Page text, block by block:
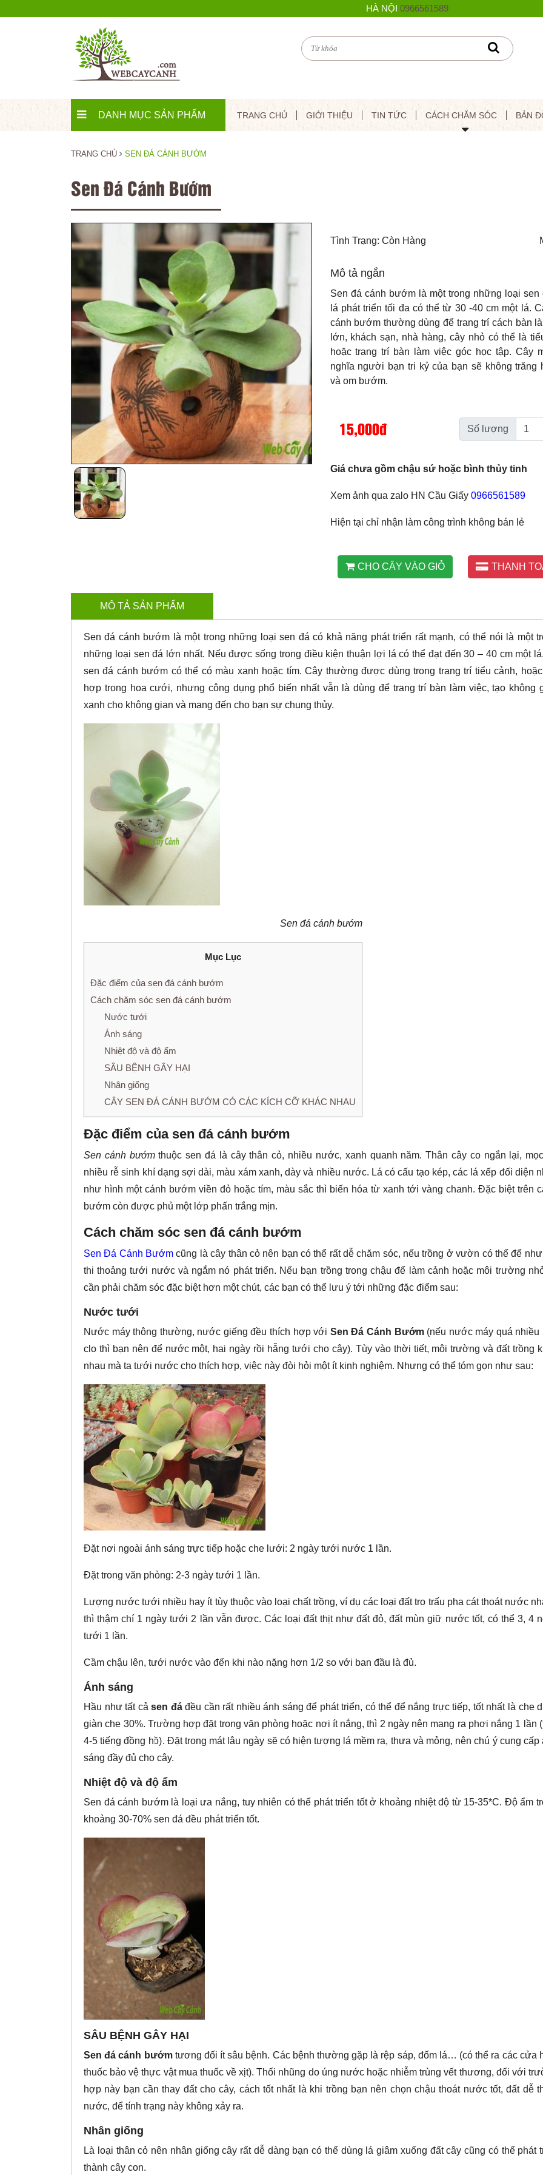
HÀ NỘI 0966561589
DANH MỤC SẢN PHẨM TRANG CHỦ GIỚI THIỆU TIN TỨC CÁCH CHĂM SÓC BẢN
TRANG CHỦ SEN ĐÁ CÁNH BƯỚM
Sen Đá Cánh Bướm
Tình Trạng: Còn Hàng
Mô tả ngắn
Sen đá cánh bướm là một trong những loại sen
lá phát triển tối đa có thể từ 30 -40 cm một lá.
cánh bướm thường dùng để trang trí cách bàn
lớn, khách sạn, nhà hàng, cây nhỏ có thể là
hoặc trang trí bàn làm việc góc học tập. Cây
nghĩa người bạn tri kỷ của bạn sẽ không trăng
và om bướm.
15,000đ Số lượng
Giá chưa gồm chậu sứ hoặc bình thủy tinh
Xem ảnh qua zalo HN Cầu Giấy 0966561589
Hiện tại chỉ nhận làm công trình không bán lẻ
CHO CÂY VÀO GIỎ THANH
MÔ TẢ SẢN PHẨM
Sen đá cánh bướm là một trong những loại sen đá có khả năng phát triển rất mạnh, có thể nói là một
những loại sen đá lớn nhất. Nếu được sống trong điều kiện thuận lợi lá có thể đạt đến 30 – 40 cm một
sen đá cánh bướm có thể có màu xanh hoặc tím. Cây thường được dùng trong trang trí tiểu cảnh,
hợp trong hoa cưới, nhưng công dụng phổ biến nhất vẫn là dùng để trang trí bàn làm việc, tạo không
xanh cho không gian và mang đến cho bạn sự chung thủy.
Sen đá cánh bướm
Mục Lục
Đặc điểm của sen đá cánh bướm
Cách chăm sóc sen đá cánh bướm
Nước tưới
Ánh sáng
Nhiệt độ và độ ẩm
SÂU BỆNH GÂY HẠI
Nhân giống
CÂY SEN ĐÁ CÁNH BƯỚM CÓ CÁC KÍCH CỠ KHÁC NHAU
Đặc điểm của sen đá cánh bướm
Sen cánh bướmthuộc sen đá là cây thân cỏ, nhiều nước, xanh quanh năm. Thân cây co ngắn lại,
nhiều rễ sinh khí dạng sợi dài, màu xám xanh, dày và nhiều nước. Lá có cấu tạo kép, các lá xếp đối diện
như hình một cánh bướm viền đỏ hoặc tím, màu sắc thì biến hóa từ xanh tới vàng chanh. Đặc biệt trên
bướm còn được phủ một lớp phấn trắng mịn.
Cách chăm sóc sen đá cánh bướm
Sen Đá Cánh Bướm cũng là cây thân cỏ nên bạn có thể rất dễ chăm sóc, nếu trồng ở vườn có thể để
thi thoảng tưới nước và ngắm nó phát triển. Nếu bạn trồng trong chậu để làm cảnh hoặc môi trường
cần phải chăm sóc đặc biệt hơn một chút, các bạn có thể lưu ý tới những đặc điểm sau:
Nước tưới
Nước máy thông thường, nước giếng đều thích hợp với Sen Đá Cánh Bướm (nếu nước máy quá nhiều
clo thì bạn nên để nước một, hai ngày rồi hẵng tưới cho cây). Tùy vào thời tiết, môi trường và đất trồng
nhau mà ta tưới nước cho thích hợp, việc này đòi hỏi một ít kinh nghiệm. Nhưng có thể tóm gọn như sau:
Đặt nơi ngoài ánh sáng trực tiếp hoặc che lưới: 2 ngày tưới nước 1 lần.
Đặt trong văn phòng: 2-3 ngày tưới 1 lần.
Lượng nước tưới nhiều hay ít tùy thuộc vào loại chất trồng, ví dụ các loại đất tro trấu pha cát thoát nước
thì thậm chí 1 ngày tưới 2 lần vẫn được. Các loại đất thịt như đất đỏ, đất mùn giữ nước tốt, có thể 3, 4
tưới 1 lần.
Cầm chậu lên, tưới nước vào đến khi nào nặng hơn 1/2 so với ban đầu là đủ.
Ánh sáng
Hầu như tất cảsen đáđều cần rất nhiều ánh sáng để phát triển, có thể để nắng trực tiếp, tốt nhất là che
giàn che 30%. Trường hợp đặt trong văn phòng hoặc nơi ít nắng, thì 2 ngày nên mang ra phơi nắng 1 lần
4-5 tiếng đồng hồ). Đặt trong mát lâu ngày sẽ có hiện tượng lá mềm ra, thưa và mỏng, nên chú ý cung cấp
sáng đầy đủ cho cây.
Nhiệt độ và độ ẩm
Sen đá cánh bướm là loại ưa nắng, tuy nhiên có thể phát triển tốt ở khoảng nhiệt độ từ 15-35*C. Độ ẩm
khoảng 30-70% sen đá đều phát triển tốt.
SÂU BỆNH GÂY HẠI
Sen đá cánh bướmtương đối ít sâu bệnh. Các bệnh thường gặp là rệp sáp, đốm lá… (có thể ra các cửa
thuốc bảo vệ thực vật mua thuốc về xịt). Thối nhũng do úng nước hoặc nhiễm trùng vết thương, đối với
hợp này bạn cần thay đất cho cây, cách tốt nhất là khi trồng bạn nên chọn chậu thoát nước tốt, đất dễ
nước, để tính trạng này không xảy ra.
Nhân giống
Là loại thân cỏ nên nhân giống cây rất dễ dàng bạn có thể dùng lá giâm xuống đất cây cũng có thể phát
thành cây con.